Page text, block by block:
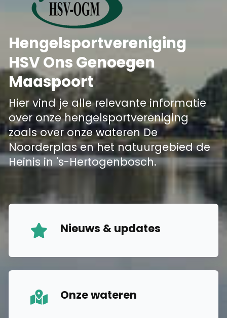
Hengelsportvereniging
HSV Ons Genoegen
Maaspoort
Hier vind je alle relevante informatie
over onze hengelsportvereniging
zoals over onze wateren De
Noorderplas en het natuurgebied de
Heinis in 's-Hertogenbosch.
Nieuws & updates
Onze wateren